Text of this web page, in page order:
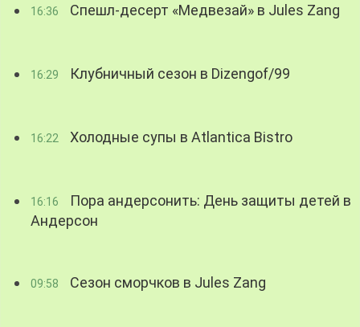
16:36 Спешл-десерт «Медвезай» в Jules Zang
16:29 Клубничный сезон в Dizengof/99
16:22 Холодные супы в Atlantica Bistro
16:16
Пора андерсонить: День защиты детей в
Андерсон
09:58 Сезон сморчков в Jules Zang